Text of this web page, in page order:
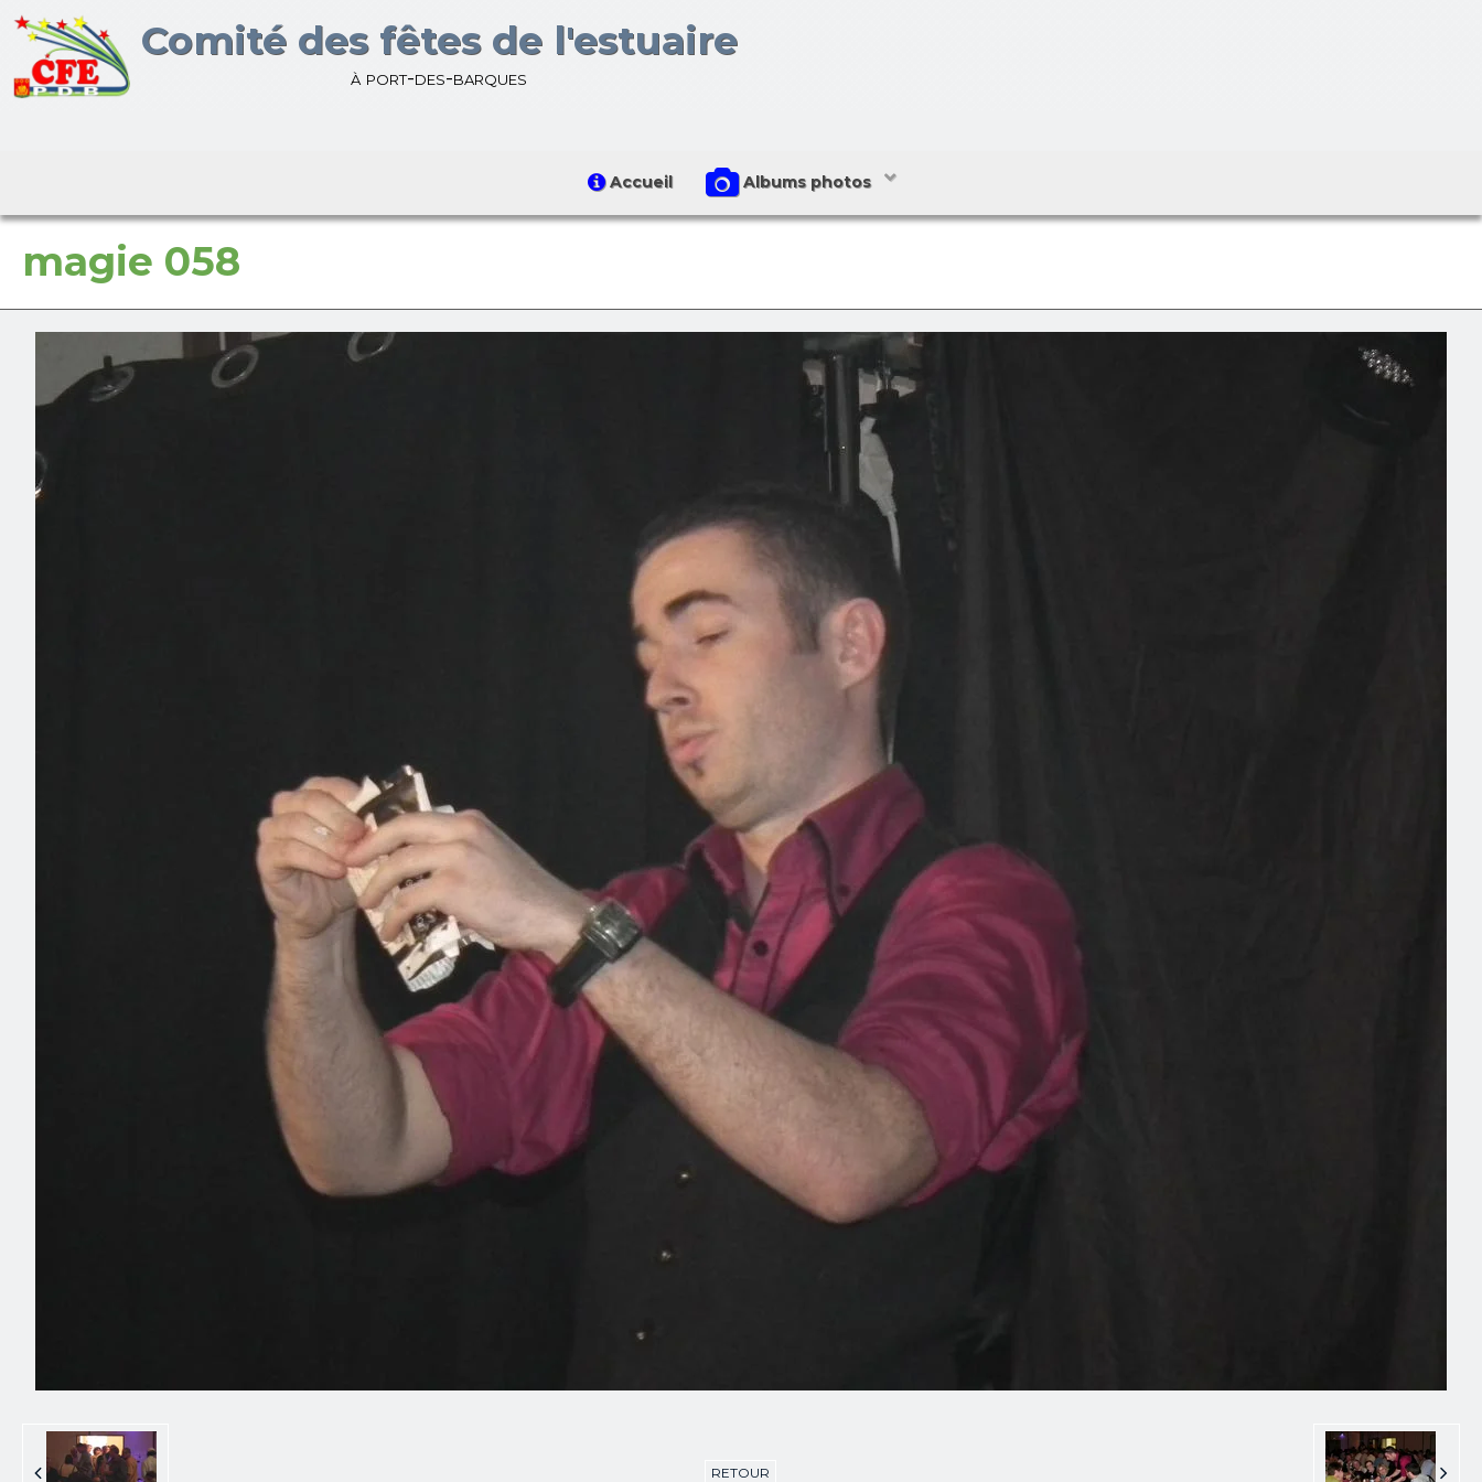
Comité des fêtes de l'estuaire
à port-des-barques
Accueil Albums photos
magie 058
RETOUR